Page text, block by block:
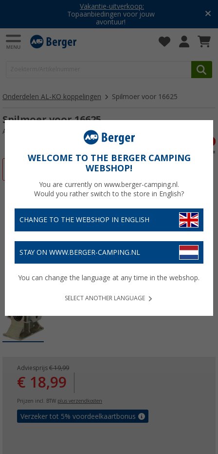
Vakantie-uitverkoop:
Topaanbiedingen voor jouw
avontuur!
Onderdelen AL-KO koppelingen Spilmoer voor 16625
Spilmoer voor 16625
Artikelnr: 103783
Adviesprijs € 19,99
€ 18,99
Prijzen incl. BTW plus verzendkosten
Verzeker tot 5% voordeelkaartbonus
WELCOME TO THE BERGER CAMPING
WEBSHOP!
You are currently on www.berger-camping.nl.
Would you rather switch to the store in English?
CHANGE TO THE WEBSHOP IN ENGLISH
STAY ON WWW.BERGER-CAMPING.NL
You can change the language at any time in the webshop.
SELECT ANOTHER LANGUAGE